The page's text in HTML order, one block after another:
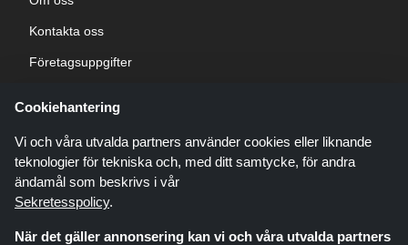
Kontakta oss
Företagsuppgifter
Cookiehantering
Vi och våra utvalda partners använder cookies eller liknande
teknologier för tekniska och, med ditt samtycke, för andra
ändamål som beskrivs i vår
Sekretesspolicy.
När det gäller annonsering kan vi och våra utvalda partners